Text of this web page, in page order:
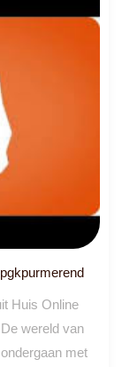
pgkpurmerend
Huis Online
wereld van
met